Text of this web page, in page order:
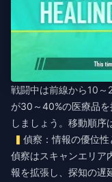
戦闘中は前線から10
が30～40%の医療品
しましょう。移動順序
偵察：情報の優位
偵察はスキャンエリア
報を拡張し、探知の遅